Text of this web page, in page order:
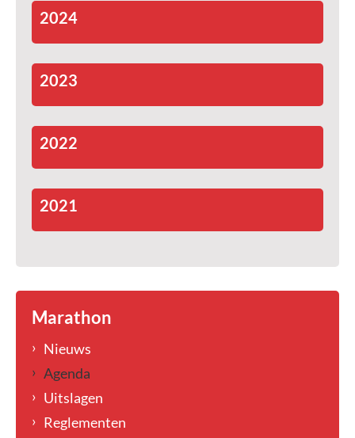
2024
2023
2022
2021
Marathon
Nieuws
Agenda
Uitslagen
Reglementen